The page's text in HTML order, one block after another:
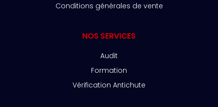
Conditions générales de vente
NOS SERVICES
Audit
Formation
Vérification Antichute